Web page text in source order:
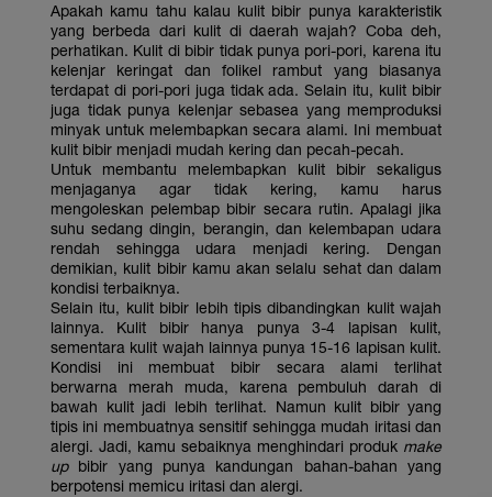
Apakah kamu tahu kalau kulit bibir punya karakteristik
yang berbeda dari kulit di daerah wajah? Coba deh,
perhatikan. Kulit di bibir tidak punya pori-pori, karena itu
kelenjar keringat dan folikel rambut yang biasanya
terdapat di pori-pori juga tidak ada. Selain itu, kulit bibir
juga tidak punya kelenjar sebasea yang memproduksi
minyak untuk melembapkan secara alami. Ini membuat
kulit bibir menjadi mudah kering dan pecah-pecah.
Untuk membantu melembapkan kulit bibir sekaligus
menjaganya agar tidak kering, kamu harus
mengoleskan pelembap bibir secara rutin. Apalagi jika
suhu sedang dingin, berangin, dan kelembapan udara
rendah sehingga udara menjadi kering. Dengan
demikian, kulit bibir kamu akan selalu sehat dan dalam
kondisi terbaiknya.
Selain itu, kulit bibir lebih tipis dibandingkan kulit wajah
lainnya. Kulit bibir hanya punya 3-4 lapisan kulit,
sementara kulit wajah lainnya punya 15-16 lapisan kulit.
Kondisi ini membuat bibir secara alami terlihat
berwarna merah muda, karena pembuluh darah di
bawah kulit jadi lebih terlihat. Namun kulit bibir yang
tipis ini membuatnya sensitif sehingga mudah iritasi dan
alergi. Jadi, kamu sebaiknya menghindari produk make
upbibir yang punya kandungan bahan-bahan yang
berpotensi memicu iritasi dan alergi.